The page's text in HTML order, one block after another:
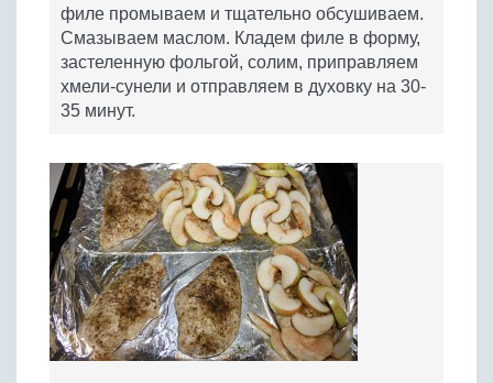
филе промываем и тщательно обсушиваем.
Смазываем маслом. Кладем филе в форму,
застеленную фольгой, солим, приправляем
хмели-сунели и отправляем в духовку на 30-
35 минут.